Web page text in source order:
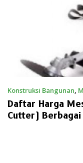
Konstruksi Bangunan,
Daftar Harga
Cutter)